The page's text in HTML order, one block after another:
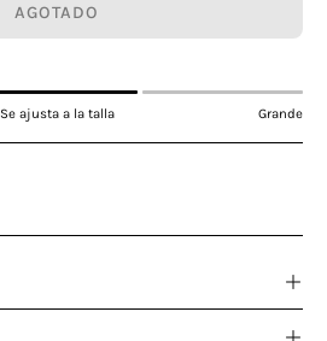
AGOTADO
Se ajusta a la talla Grande